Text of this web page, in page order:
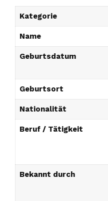
Kategorie
Name
Geburtsdatum
Geburtsort
Nationalität
Beruf / Tätigkeit
Bekannt durch